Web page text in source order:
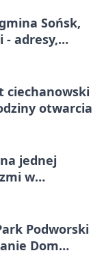
Sońsk,
- adresy,
ciechanowski
otwarcia
jednej
w
Podworski
Dom